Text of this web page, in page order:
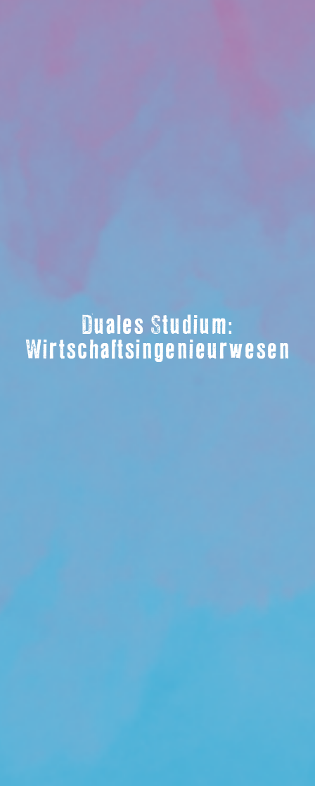
Duales Studium:
Wirtschaftsingenieurwesen